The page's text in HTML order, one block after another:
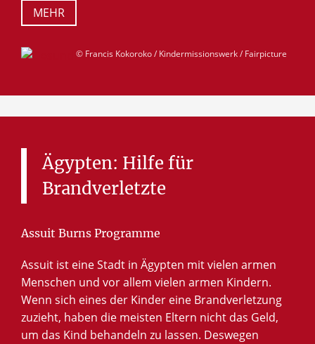
© Francis Kokoroko / Kindermissionswerk / Fairpicture
MEHR
Ägypten: Hilfe für
Brandverletzte
Assuit Burns Programme
Assuit ist eine Stadt in Ägypten mit vielen armen
Menschen und vor allem vielen armen Kindern.
Wenn sich eines der Kinder eine Brandverletzung
zuzieht, haben die meisten Eltern nicht das Geld,
um das Kind behandeln zu lassen. Deswegen